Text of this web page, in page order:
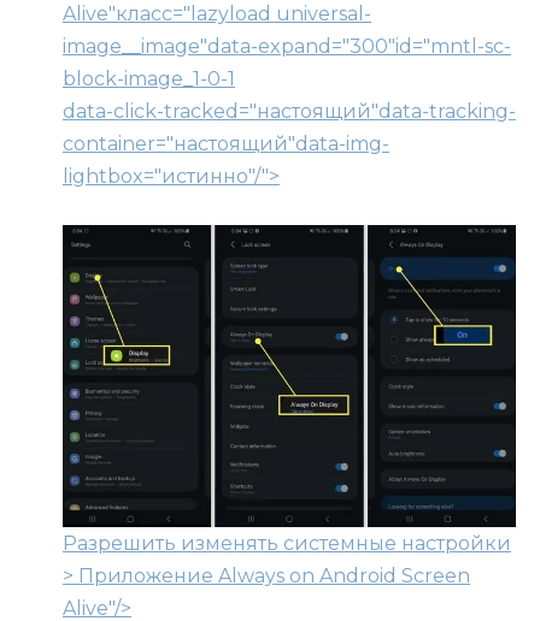
Alive"класс="lazyload universal-
image__image"data-expand="300"id="mntl-sc-
block-image_1-0-1
data-click-tracked="настоящий"data-tracking-
container="настоящий"data-img-
lightbox="истинно"/">
Разрешить изменять системные настройки
> Приложение Always on Android Screen
Alive"/>